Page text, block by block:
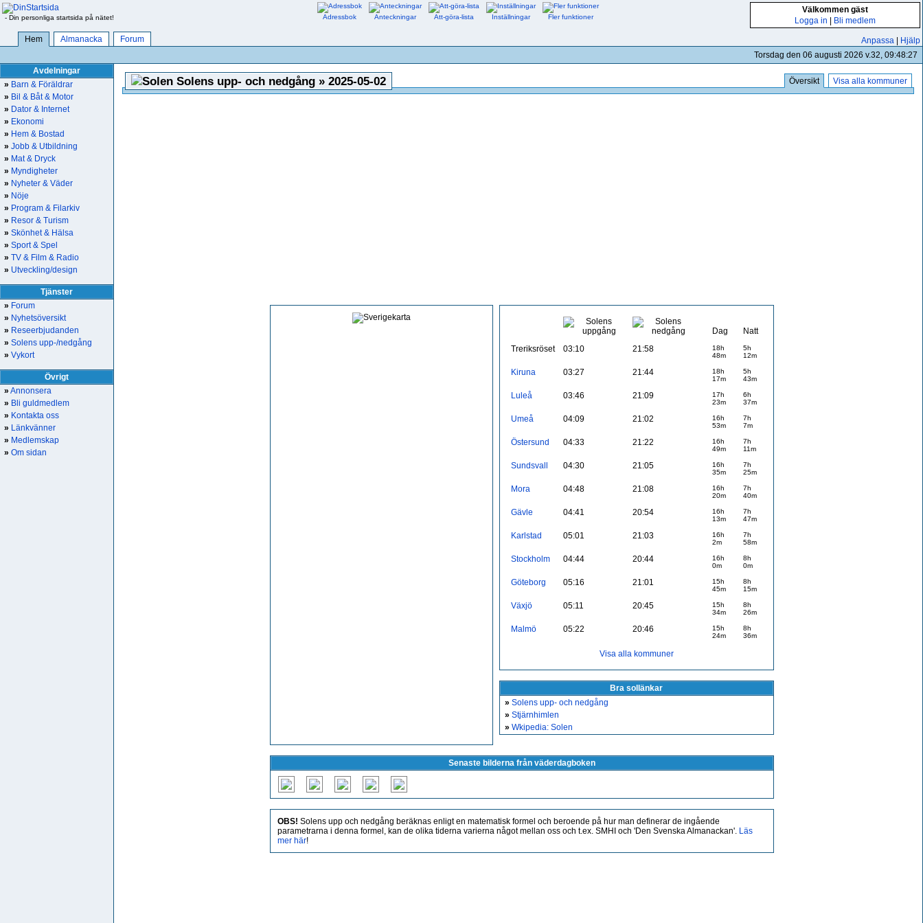
- Din personliga startsida på nätet! Adressbok Anteckningar Att-göra-lista Inställningar Fler funktioner
Välkommen gäst
Logga in
Bli medlem
Anpassa Hjälp
Hem Almanacka
Forum
Torsdag den 06 augusti 2026 v.32, 09:48:27
Avdelningar
» Barn & Föräldrar
» Bil & Båt & Motor
» Dator & Internet
» Ekonomi
» Hem & Bostad
» Jobb & Utbildning
» Mat & Dryck
» Myndigheter
» Nyheter & Väder
» Nöje
» Program & Filarkiv
» Resor & Turism
» Skönhet & Hälsa
» Sport & Spel
» TV & Film & Radio
» Utveckling/design
Tjänster
» Forum
» Nyhetsöversikt
» Reseerbjudanden
» Solens upp-/nedgång
» Vykort
Övrigt
» Annonsera
» Bli guldmedlem
» Kontakta oss
» Länkvänner
» Medlemskap
» Om sidan
Solens upp- och nedgång » 2025-05-02 Visa alla kommuner
Översikt
Dag
Natt
Treriksröset
03:10 21:58
18h
48m
5h
12m
Kiruna 03:27 21:44
18h
17m
5h
43m
Luleå 03:46 21:09
17h
23m
6h
37m
Umeå 04:09 21:02
16h
53m
7h
7m
Östersund 04:33 21:22
16h
49m
7h
11m
Sundsvall 04:30 21:05
16h
35m
7h
25m
Mora 04:48 21:08
16h
20m
7h
40m
Gävle 04:41 20:54
16h
13m
7h
47m
Karlstad 05:01 21:03
16h
2m
7h
58m
Stockholm 04:44 20:44
16h
0m
8h
0m
Göteborg 05:16 21:01
15h
45m
8h
15m
Växjö 05:11 20:45
15h
34m
8h
26m
Malmö 05:22 20:46
15h
24m
8h
36m
Visa alla kommuner
Bra sollänkar
» Solens upp- och nedgång
» Stjärnhimlen
» Wkipedia: Solen
Senaste bilderna från väderdagboken
OBS! Solens upp och nedgång beräknas enligt en matematisk formel och beroende på hur man definerar de ingående
parametrarna i denna formel, kan de olika tiderna varierna något mellan oss och t.ex. SMHI och 'Den Svenska Almanackan'. Läs
mer här!